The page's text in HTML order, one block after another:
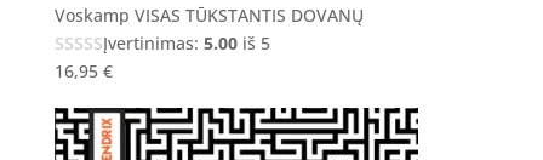
Voskamp VISAS TŪKSTANTIS DOVANŲ
Įvertinimas: 5.00iš 5
16,95 €